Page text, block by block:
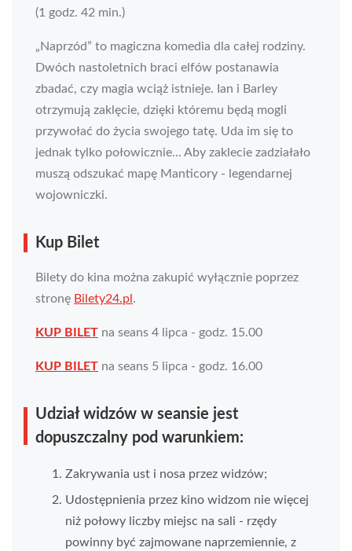
(1 godz. 42 min.)
„Naprzód” to magiczna komedia dla całej rodziny.
Dwóch nastoletnich braci elfów postanawia
zbadać, czy magia wciąż istnieje. Ian i Barley
otrzymują zaklęcie, dzięki któremu będą mogli
przywołać do życia swojego tatę. Uda im się to
jednak tylko połowicznie... Aby zaklecie zadziałało
muszą odszukać mapę Manticory - legendarnej
wojowniczki.
Kup Bilet
Bilety do kina można zakupić wyłącznie poprzez
stronę Bilety24.pl .
KUP BILET na seans 4 lipca - godz. 15.00
KUP BILET na seans 5 lipca - godz. 16.00
Udział widzów w seansie jest
dopuszczalny pod warunkiem:
Zakrywania ust i nosa przez widzów;
Udostępnienia przez kino widzom nie więcej
niż połowy liczby miejsc na sali - rzędy
powinny być zajmowane naprzemiennie, z